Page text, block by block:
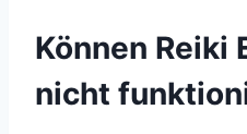
Können Reiki
nicht